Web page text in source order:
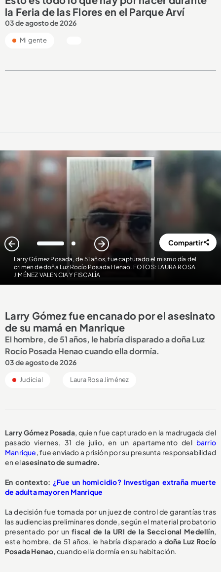
la Feria de las Flores en el Parque Arví
03 de agosto de 2026
Mi gente
Larry Gómez Posada, de 51 años, fue capturado el mismo día del
crimen de doña Luz Rocío Posada Henao. FOTOS: LAURA ROSA
JIMÉNEZ VALENCIA Y FISCALÍA
1 2 Compartir
Larry Gómez fue encanado por el asesinato
de su mamá en Manrique
El hombre, de 51 años, le habría disparado a doña Luz
Rocío Posada Henao cuando ella dormía.
03 de agosto de 2026
Judicial Laura Rosa Jiménez
Larry Gómez Posada, quien fue capturado en la madrugada del
pasado viernes, 31 de julio, en un apartamento del barrio
Manrique, fue enviado a prisión por su presunta responsabilidad
en elasesinato de su madre.
En contexto: ¿Fue un homicidio? Investigan extraña muerte
de adulta mayor en Manrique
La decisión fue tomada por un juez de control de garantías tras
las audiencias preliminares donde, según el material probatorio
presentado por unfiscal de la URI de la Seccional Medellín,
este hombre, de 51 años, le habría disparado a doña Luz Rocío
Posada Henao, cuando ella dormía en su habitación.